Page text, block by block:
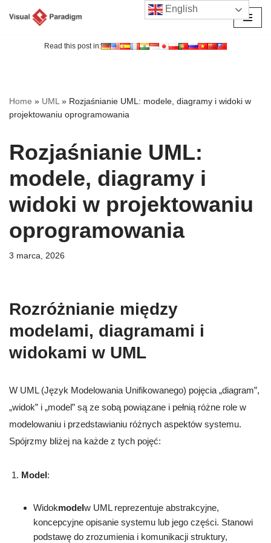
Read this post in:
Home » UML» Rozjaśnianie UML: modele, diagramy i widoki w
projektowaniu oprogramowania
Rozjaśnianie UML:
modele, diagramy i
widoki w projektowaniu
oprogramowania
3 marca, 2026
Rozróżnianie między
modelami, diagramami i
widokami w UML
W UML (Język Modelowania Unifikowanego) pojęcia „diagram”,
„widok” i „model” są ze sobą powiązane i pełnią różne role w
modelowaniu i przedstawianiu różnych aspektów systemu.
Spójrzmy bliżej na każde z tych pojęć:
Model:
Widokmodelw UML reprezentuje abstrakcyjne,
koncepcyjne opisanie systemu lub jego części. Stanowi
podstawę do zrozumienia i komunikacji struktury,
English